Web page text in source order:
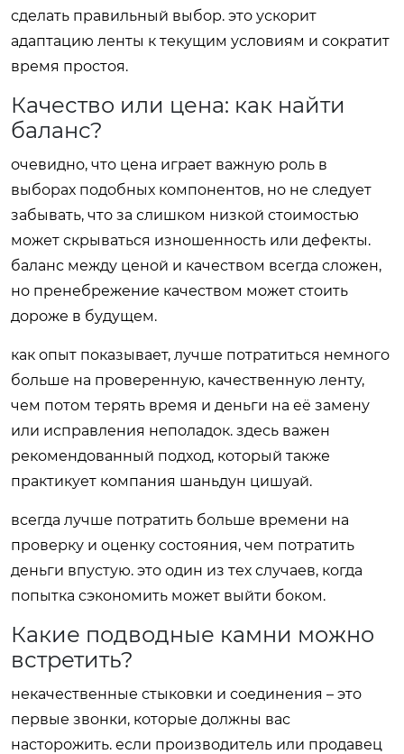
сделать правильный выбор. это ускорит
адаптацию ленты к текущим условиям и сократит
время простоя.
Качество или цена: как найти
баланс?
очевидно, что цена играет важную роль в
выборах подобных компонентов, но не следует
забывать, что за слишком низкой стоимостью
может скрываться изношенность или дефекты.
баланс между ценой и качеством всегда сложен,
но пренебрежение качеством может стоить
дороже в будущем.
как опыт показывает, лучше потратиться немного
больше на проверенную, качественную ленту,
чем потом терять время и деньги на её замену
или исправления неполадок. здесь важен
рекомендованный подход, который также
практикует компания шаньдун цишуай.
всегда лучше потратить больше времени на
проверку и оценку состояния, чем потратить
деньги впустую. это один из тех случаев, когда
попытка сэкономить может выйти боком.
Какие подводные камни можно
встретить?
некачественные стыковки и соединения – это
первые звонки, которые должны вас
насторожить. если производитель или продавец